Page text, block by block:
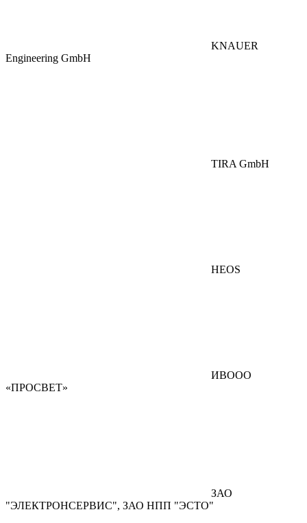
KNAUER
Engineering GmbH
TIRA GmbH
HEOS
ИВООО
«ПРОСВЕТ»
ЗАО
"ЭЛЕКТРОНСЕРВИС", ЗАО НПП "ЭСТО"